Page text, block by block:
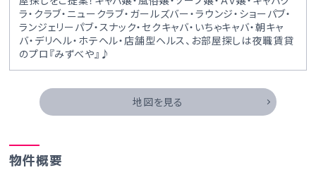
ラ・クラブ・ニュークラブ・ガールズバー・ラウンジ・ショーパブ・
ランジェリーパブ・スナック・セクキャバ・いちゃキャバ・朝キャ
バ・デリヘル・ホテヘル・店舗型ヘルス、お部屋探しは夜職賃貸
のプロ『みずべや』♪
地図を見る
物件概要